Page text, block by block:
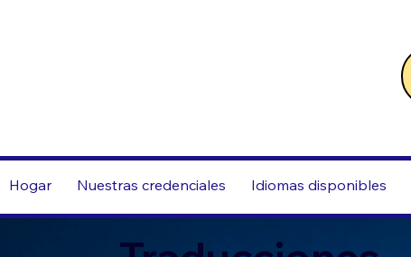
Hogar Nuestras credenciales Idiomas disponibles